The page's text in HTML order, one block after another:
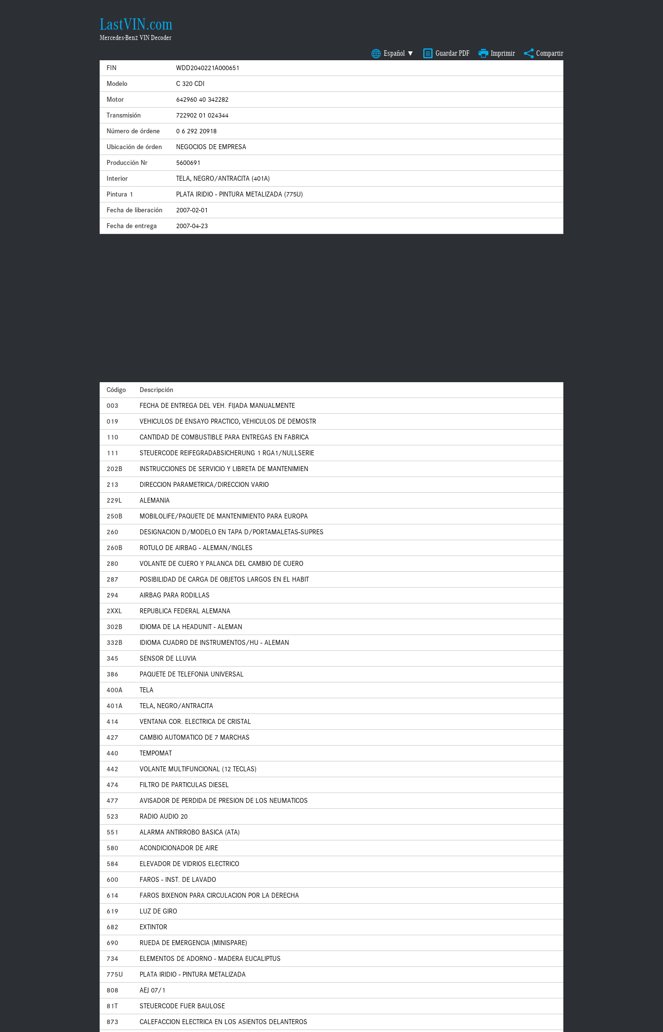
LastVIN.com
Mercedes-Benz VIN Decoder
Español ▼ Guardar PDF Imprimir Compartir
FIN
WDD2040221A000651
Modelo
C 320 CDI
Motor
642960 40 342282
Transmisión
722902 01 024344
Número de órdene
0 6 292 20918
Ubicación de órden
NEGOCIOS DE EMPRESA
Producción Nr
5600691
Interior
TELA, NEGRO/ANTRACITA (401A)
Pintura 1
PLATA IRIDIO - PINTURA METALIZADA (775U)
Fecha de liberación
2007-02-01
Fecha de entrega
2007-04-23
Código
Descripción
003
FECHA DE ENTREGA DEL VEH. FIJADA MANUALMENTE
019
VEHICULOS DE ENSAYO PRACTICO, VEHICULOS DE DEMOSTR
110
CANTIDAD DE COMBUSTIBLE PARA ENTREGAS EN FABRICA
111
STEUERCODE REIFEGRADABSICHERUNG 1 RGA1/NULLSERIE
202B
INSTRUCCIONES DE SERVICIO Y LIBRETA DE MANTENIMIEN
213
DIRECCION PARAMETRICA/DIRECCION VARIO
229L
ALEMANIA
250B
MOBILOLIFE/PAQUETE DE MANTENIMIENTO PARA EUROPA
260
DESIGNACION D/MODELO EN TAPA D/PORTAMALETAS-SUPRES
260B
ROTULO DE AIRBAG - ALEMAN/INGLES
280
VOLANTE DE CUERO Y PALANCA DEL CAMBIO DE CUERO
287
POSIBILIDAD DE CARGA DE OBJETOS LARGOS EN EL HABIT
294
AIRBAG PARA RODILLAS
2XXL
REPUBLICA FEDERAL ALEMANA
302B
IDIOMA DE LA HEADUNIT - ALEMAN
332B
IDIOMA CUADRO DE INSTRUMENTOS/HU - ALEMAN
345
SENSOR DE LLUVIA
386
PAQUETE DE TELEFONIA UNIVERSAL
400A
TELA
401A
TELA, NEGRO/ANTRACITA
414
VENTANA COR. ELECTRICA DE CRISTAL
427
CAMBIO AUTOMATICO DE 7 MARCHAS
440
TEMPOMAT
442
VOLANTE MULTIFUNCIONAL (12 TECLAS)
474
FILTRO DE PARTICULAS DIESEL
477
AVISADOR DE PERDIDA DE PRESION DE LOS NEUMATICOS
523
RADIO AUDIO 20
551
ALARMA ANTIRROBO BASICA (ATA)
580
ACONDICIONADOR DE AIRE
584
ELEVADOR DE VIDRIOS ELECTRICO
600
FAROS - INST. DE LAVADO
614
FAROS BIXENON PARA CIRCULACION POR LA DERECHA
619
LUZ DE GIRO
682
EXTINTOR
690
RUEDA DE EMERGENCIA (MINISPARE)
734
ELEMENTOS DE ADORNO - MADERA EUCALIPTUS
775U
PLATA IRIDIO - PINTURA METALIZADA
808
AEJ 07/1
81T
STEUERCODE FUER BAULOSE
873
CALEFACCION ELECTRICA EN LOS ASIENTOS DELANTEROS